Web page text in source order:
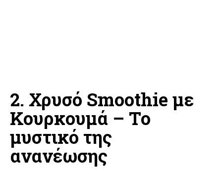
2. Χρυσό Smoothie με
Κουρκουμά – Το
μυστικό της
ανανέωσης